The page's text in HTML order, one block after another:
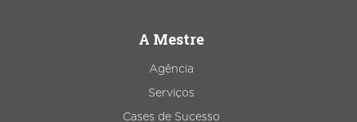
A Mestre
Agência
Serviços
Cases de Sucesso